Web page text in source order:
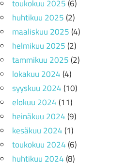
toukokuu 2025(6)
huhtikuu 2025(2)
maaliskuu 2025(4)
helmikuu 2025(2)
tammikuu 2025(2)
lokakuu 2024(4)
syyskuu 2024(10)
elokuu 2024(11)
heinäkuu 2024(9)
kesäkuu 2024(1)
toukokuu 2024(6)
huhtikuu 2024(8)